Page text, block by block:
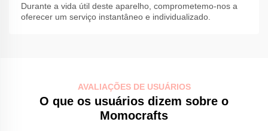
Durante a vida útil deste aparelho, comprometemo-nos a
oferecer um serviço instantâneo e individualizado.
AVALIAÇÕES DE USUÁRIOS
O que os usuários dizem sobre o
Momocrafts